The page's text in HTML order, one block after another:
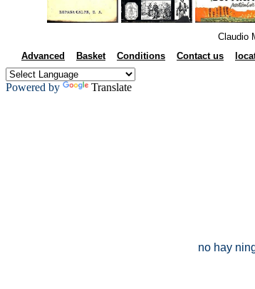
Claudio
Advanced Basket Conditions Contact us
Powered by Translate
no hay